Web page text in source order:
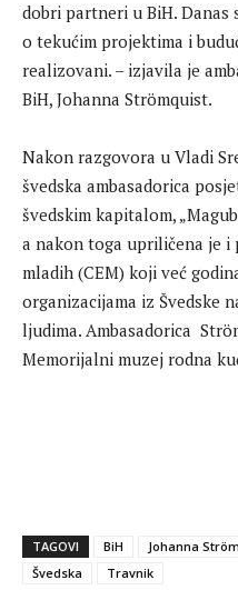
dobri partneri u BiH. Danas
o tekućim projektima i
realizovani. – izjavila je
BiH, Johanna Strömquist.
Nakon razgovora u Vladi
švedska ambasadorica
švedskim kapitalom,
a nakon toga upriličena je i
mladih (CEM) koji već
organizacijama iz Švedske
ljudima. Ambasadorica
Memorijalni muzej rodna
TAGOVI BiH Johanna
Švedska
Travnik